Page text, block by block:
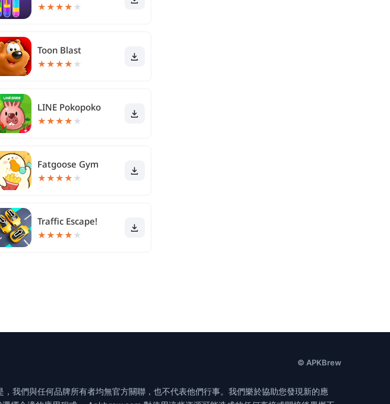
★★★★ ★
Toon Blast
★★★★ ★
LINE Pokopoko
★★★★ ★
Fatgoose Gym
★★★★ ★
Traffic Escape!
★★★★ ★
© APKBrew
我們與任何品牌所有者均無官方關聯，也不代表他們行事。我們樂於協助您發現新的應